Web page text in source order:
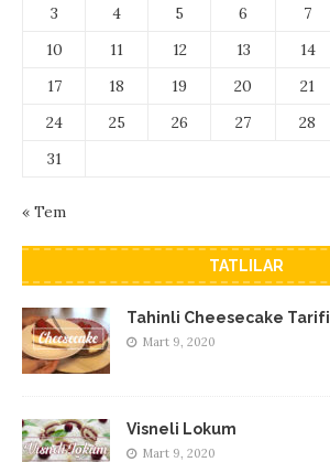
3
4 5 6 7
10
11 12 13 14
17
18 19 20 21
24
25 26 27 28
31
« Tem
TATLILAR
Tahinli Cheesecake Tarifi
Mart 9, 2020
Visneli Lokum
Mart 9, 2020